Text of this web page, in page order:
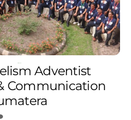
Adventist
Communication